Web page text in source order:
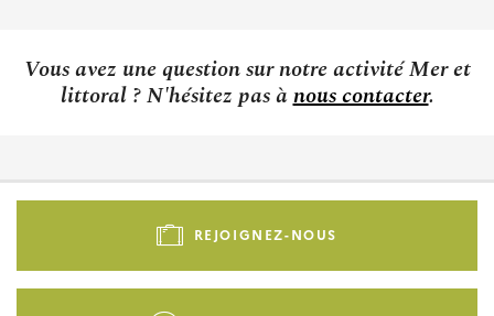
Vous avez une question sur notre activité Mer et
littoral ? N'hésitez pas ànous contacter.
Pied
-
REJOIGNEZ-NOUS